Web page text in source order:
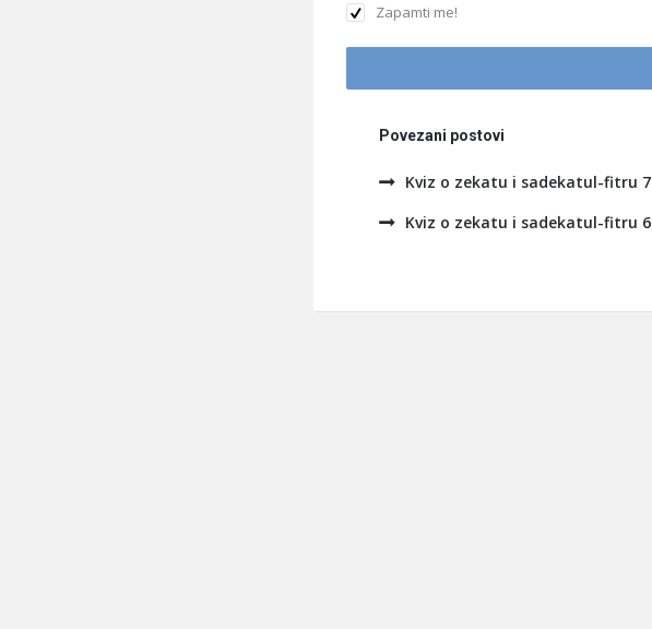
Zapamti me!
Povezani postovi
Kviz o zekatu i sadekatul-fitru 7
Kviz o zekatu i sadekatul-fitru 6